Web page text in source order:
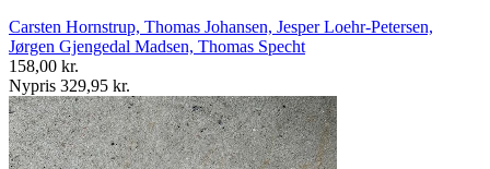
Carsten Hornstrup, Thomas Johansen, Jesper Loehr-Petersen,
Jørgen Gjengedal Madsen, Thomas Specht
158,00 kr.
Nypris 329,95 kr.